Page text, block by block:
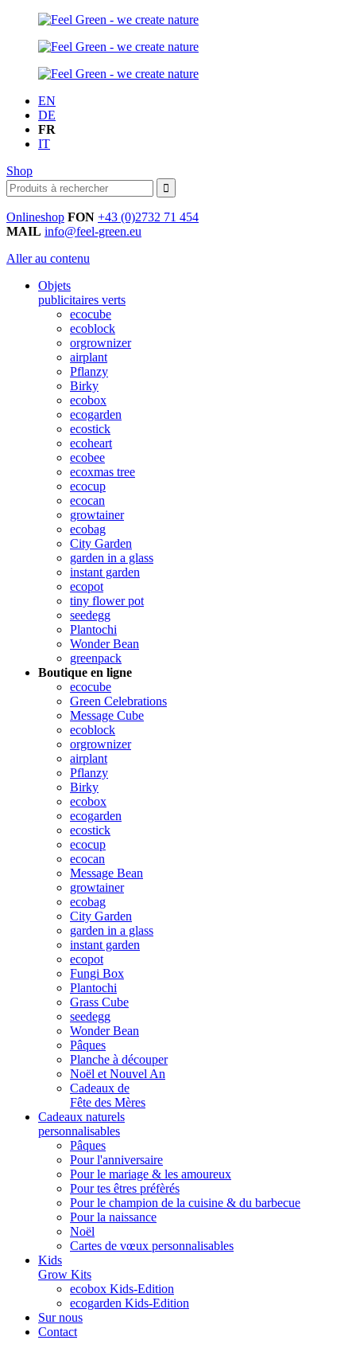
EN
DE
FR
IT
Shop
Onlineshop FON +43 (0)2732 71 454
MAIL info@feel-green.eu
Aller au contenu
Objets
publicitaires verts
ecocube
ecoblock
orgrownizer
airplant
Pflanzy
Birky
ecobox
ecogarden
ecostick
ecoheart
ecobee
ecoxmas tree
ecocup
ecocan
growtainer
ecobag
City Garden
garden in a glass
instant garden
ecopot
tiny flower pot
seedegg
Plantochi
Wonder Bean
greenpack
Boutique en ligne
ecocube
Green Celebrations
Message Cube
ecoblock
orgrownizer
airplant
Pflanzy
Birky
ecobox
ecogarden
ecostick
ecocup
ecocan
Message Bean
growtainer
ecobag
City Garden
garden in a glass
instant garden
ecopot
Fungi Box
Plantochi
Grass Cube
seedegg
Wonder Bean
Pâques
Planche à découper
Noël et Nouvel An
Cadeaux de
Fête des Mères
Cadeaux naturels
personnalisables
Pâques
Pour l'anniversaire
Pour le mariage & les amoureux
Pour tes êtres préfèrés
Pour le champion de la cuisine & du barbecue
Pour la naissance
Noël
Cartes de vœux personnalisables
Kids
Grow Kits
ecobox Kids-Edition
ecogarden Kids-Edition
Sur nous
Contact